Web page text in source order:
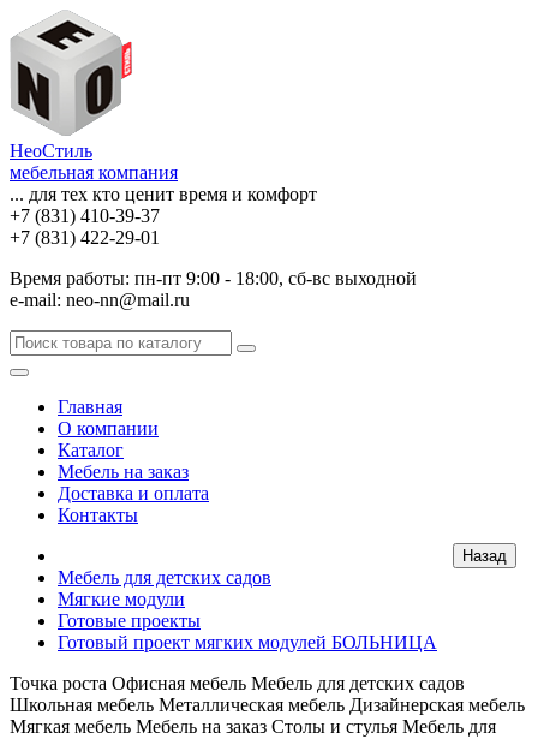
НеоСтиль
мебельная компания
... для тех кто ценит время и комфорт
+7 (831) 410-39-37
+7 (831) 422-29-01
Время работы: пн-пт 9:00 - 18:00, сб-вс выходной
e-mail: neo-nn@mail.ru
Главная
О компании
Каталог
Мебель на заказ
Доставка и оплата
Контакты
Мебель для детских садов
Мягкие модули
Готовые проекты
Готовый проект мягких модулей БОЛЬНИЦА
Точка роста Офисная мебель Мебель для детских садов
Школьная мебель Металлическая мебель Дизайнерская мебель
Мягкая мебель Мебель на заказ Столы и стулья Мебель для